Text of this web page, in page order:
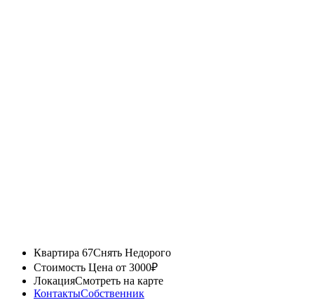
Квартира 67Снять Недорого
Стоимость Цена от 3000₽
ЛокацияСмотреть на карте
КонтактыСобственник